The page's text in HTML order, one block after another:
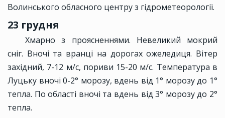
Волинського обласного центру з гідрометеорології.
23 грудня
Хмарно з проясненнями. Невеликий мокрий
сніг. Вночі та вранці на дорогах ожеледиця. Вітер
західний, 7-12 м/с, пориви 15-20 м/с. Температура в
Луцьку вночі 0-2° морозу, вдень від 1° морозу до 1°
тепла. По області вночі та вдень від 3° морозу до 2°
тепла.